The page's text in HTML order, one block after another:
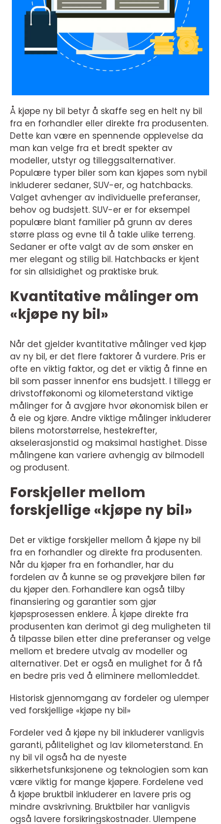
Å kjøpe ny bil betyr å skaffe seg en helt ny bil
fra en forhandler eller direkte fra produsenten.
Dette kan være en spennende opplevelse da
man kan velge fra et bredt spekter av
modeller, utstyr og tilleggsalternativer.
Populære typer biler som kan kjøpes som nybil
inkluderer sedaner, SUV-er, og hatchbacks.
Valget avhenger av individuelle preferanser,
behov og budsjett. SUV-er er for eksempel
populære blant familier på grunn av deres
større plass og evne til å takle ulike terreng.
Sedaner er ofte valgt av de som ønsker en
mer elegant og stilig bil. Hatchbacks er kjent
for sin allsidighet og praktiske bruk.
Kvantitative målinger om
«kjøpe ny bil»
Når det gjelder kvantitative målinger ved kjøp
av ny bil, er det flere faktorer å vurdere. Pris er
ofte en viktig faktor, og det er viktig å finne en
bil som passer innenfor ens budsjett. I tillegg er
drivstofføkonomi og kilometerstand viktige
målinger for å avgjøre hvor økonomisk bilen er
å eie og kjøre. Andre viktige målinger inkluderer
bilens motorstørrelse, hestekrefter,
akselerasjonstid og maksimal hastighet. Disse
målingene kan variere avhengig av bilmodell
og produsent.
Forskjeller mellom
forskjellige «kjøpe ny bil»
Det er viktige forskjeller mellom å kjøpe ny bil
fra en forhandler og direkte fra produsenten.
Når du kjøper fra en forhandler, har du
fordelen av å kunne se og prøvekjøre bilen før
du kjøper den. Forhandlere kan også tilby
finansiering og garantier som gjør
kjøpsprosessen enklere. Å kjøpe direkte fra
produsenten kan derimot gi deg muligheten til
å tilpasse bilen etter dine preferanser og velge
mellom et bredere utvalg av modeller og
alternativer. Det er også en mulighet for å få
en bedre pris ved å eliminere mellomleddet.
Historisk gjennomgang av fordeler og ulemper
ved forskjellige «kjøpe ny bil»
Fordeler ved å kjøpe ny bil inkluderer vanligvis
garanti, pålitelighet og lav kilometerstand. En
ny bil vil også ha de nyeste
sikkerhetsfunksjonene og teknologien som kan
være viktig for mange kjøpere. Fordelene ved
å kjøpe bruktbil inkluderer en lavere pris og
mindre avskrivning. Bruktbiler har vanligvis
også lavere forsikringskostnader. Ulempene